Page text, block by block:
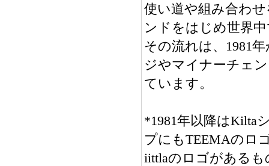
使い道や組み合わ
ンドをはじめ世界
その流れは、1981
ジやマイナーチェ
ています。
*1981年以降はKilta
プにもTEEMAのロ
iittlaのロゴがある